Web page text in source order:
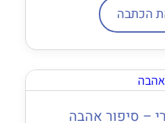
הכתבה
– סיפור אהבה